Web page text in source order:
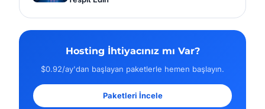
Hosting İhtiyacınız mı Var?
$0.92/ay'dan başlayan paketlerle hemen başlayın.
Paketleri İncele